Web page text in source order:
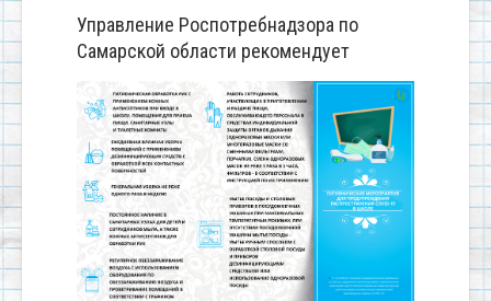
Управление Роспотребнадзора по
Самарской области рекомендует